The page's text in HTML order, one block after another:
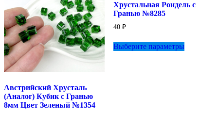
Австрийский Хрусталь
(Аналог) Кубик с Гранью
8мм Цвет Зеленый №1354
Хрустальная Рондель с
Гранью №8285
40 ₽
Выберите параметрытовар